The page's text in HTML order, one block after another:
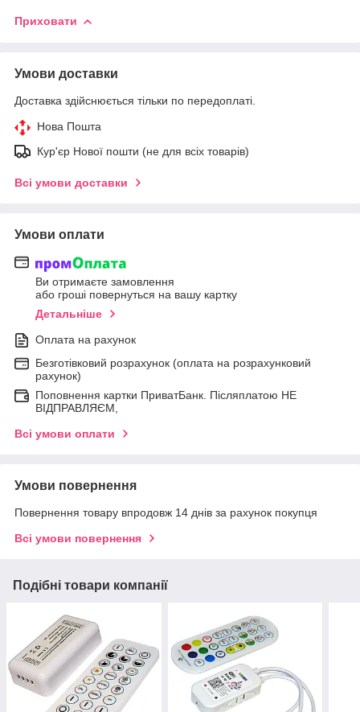
Приховати
Умови доставки
Доставка здійснюється тільки по передоплаті.
Нова Пошта
Кур'єр Нової пошти (не для всіх товарів)
Всі умови доставки
Умови оплати
Ви отримаєте замовлення
або гроші повернуться на вашу картку
Детальніше
Оплата на рахунок
Безготівковий розрахунок (оплата на розрахунковий
рахунок)
Поповнення картки ПриватБанк. Післяплатою НЕ
ВІДПРАВЛЯЄМ,
Всі умови оплати
Умови повернення
Повернення товару впродовж 14 днів за рахунок покупця
Всі умови повернення
Подібні товари компанії